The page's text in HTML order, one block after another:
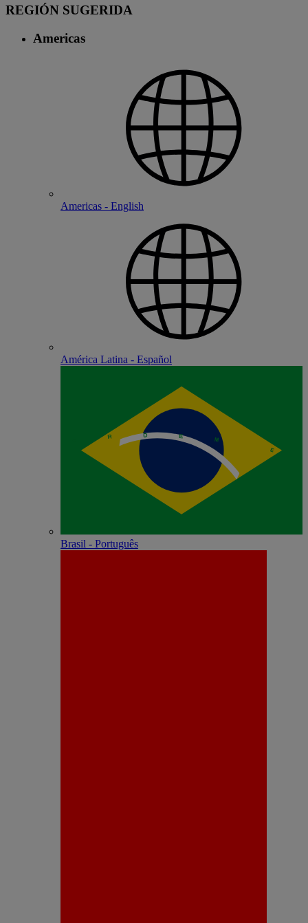
REGIÓN SUGERIDA
Americas
Americas - English
América Latina - Español
Brasil - Português